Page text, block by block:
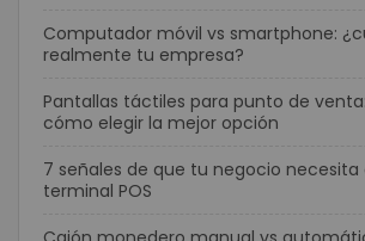
Computador móvil vs smartphone:
realmente tu empresa?
Pantallas táctiles para punto de
cómo elegir la mejor opción
7 señales de que tu negocio necesita
terminal POS